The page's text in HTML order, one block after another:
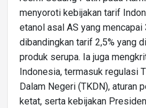
menyoroti kebijakan tarif
etanol asal AS yang mencapai
dibandingkan tarif 2,5% yang
produk serupa. Ia juga
Indonesia, termasuk regulasi
Dalam Negeri (TKDN), aturan
ketat, serta kebijakan